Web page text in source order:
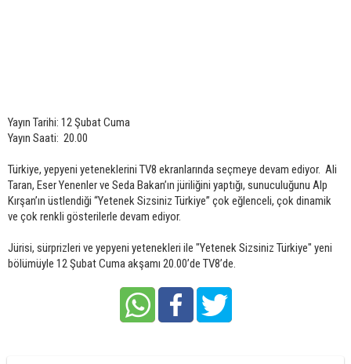
Yayın Tarihi: 12 Şubat Cuma
Yayın Saati: 20.00
Türkiye, yepyeni yeteneklerini TV8 ekranlarında seçmeye devam ediyor. Ali
Taran, Eser Yenenler ve Seda Bakan’ın jüriliğini yaptığı, sunuculuğunu Alp
Kırşan’ın üstlendiği “Yetenek Sizsiniz Türkiye” çok eğlenceli, çok dinamik
ve çok renkli gösterilerle devam ediyor.
Jürisi, sürprizleri ve yepyeni yetenekleri ile "Yetenek Sizsiniz Türkiye" yeni
bölümüyle 12 Şubat Cuma akşamı 20.00’de TV8’de.